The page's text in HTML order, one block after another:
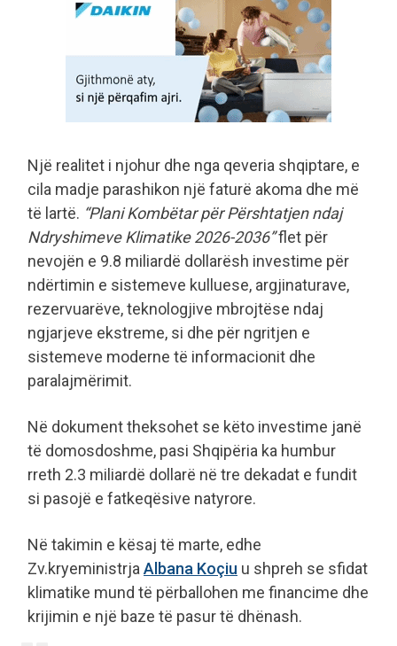
Një realitet i njohur dhe nga qeveria shqiptare, e
cila madje parashikon një faturë akoma dhe më
të lartë. “Plani Kombëtar për Përshtatjen ndaj
Ndryshimeve Klimatike 2026-2036”flet për
nevojën e 9.8 miliardë dollarësh investime për
ndërtimin e sistemeve kulluese, argjinaturave,
rezervuarëve, teknologjive mbrojtëse ndaj
ngjarjeve ekstreme, si dhe për ngritjen e
sistemeve moderne të informacionit dhe
paralajmërimit.
Në dokument theksohet se këto investime janë
të domosdoshme, pasi Shqipëria ka humbur
rreth 2.3 miliardë dollarë në tre dekadat e fundit
si pasojë e fatkeqësive natyrore.
Në takimin e kësaj të marte, edhe
Zv.kryeministrjaAlbana Koçiu u shpreh se sfidat
klimatike mund të përballohen me financime dhe
krijimin e një baze të pasur të dhënash.